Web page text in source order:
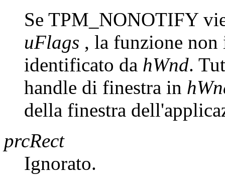
Se TPM_NONOTIFY
uFlags , la funzione non
identificato da hWnd.
handle di finestra in
della finestra
prcRect
Ignorato.